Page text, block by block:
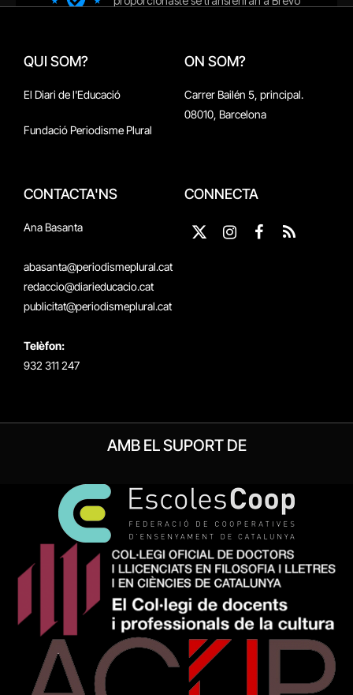
QUI SOM?
El Diari de l'Educació
Fundació Periodisme Plural
ON SOM?
Carrer Bailén 5, principal.
08010, Barcelona
CONTACTA'NS
Ana Basanta
abasanta@periodismeplural.cat
redaccio@diarieducacio.cat
publicitat@periodismeplural.cat
Telèfon:
932 311 247
CONNECTA
X
InstagramFacebook
RSS
AMB EL SUPORT DE